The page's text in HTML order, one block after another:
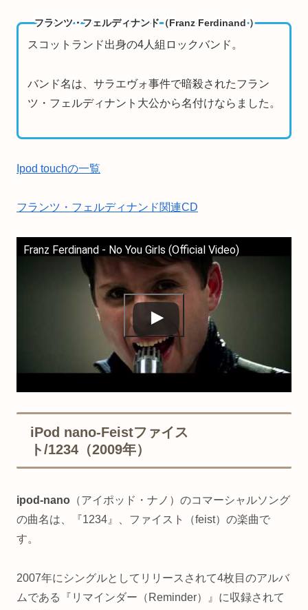
フランツ・フェルディナンド（Franz Ferdinand ）
スコットランド出身の4人組ロックバンド。
バンド名は、サラエヴォ事件で暗殺されたフラン
ツ・フェルディナント大公から名付けならました。
Ipod touchの一覧
フランツ・フェルディナンド関連CD
Franz Ferdinand - No You Girls (Official Video)
iPod nano-Feistファイス
ト/1234（2009年）
ipod-nano （アイポッド・ナノ）のコマーシャルソング
の曲名は、『1234』、ファイスト（feist）の楽曲で
す。
2007年にシングルとしてリリースされて4枚目のアルバ
ムである『リマインダー（Reminder）』に収録されて